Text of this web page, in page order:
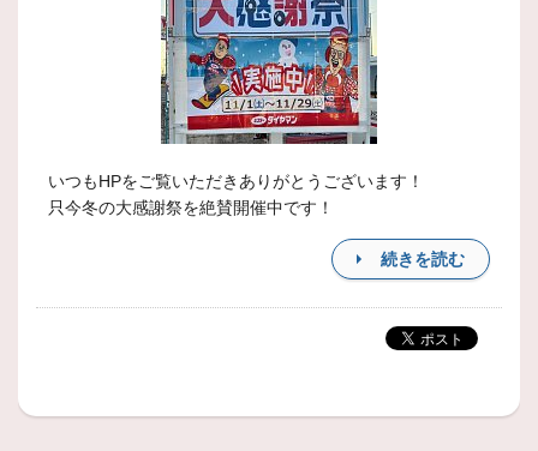
いつもHPをご覧いただきありがとうございます！
只今冬の大感謝祭を絶賛開催中です！
続きを読む